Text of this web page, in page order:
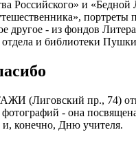
Российского» и «Бедной
портреты
другое - из фондов
отдела и библиотеки
(Лиговский пр., 74)
- она
и, конечно, Дню учителя.